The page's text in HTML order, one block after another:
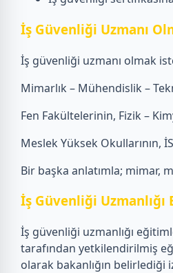
İş Güvenliği Uzmanı
İş güvenliği uzmanı olmak
Mimarlık – Mühendislik –
Fen Fakültelerinin, Fizik –
Meslek Yüksek Okullarının,
Bir başka anlatımla; mimar,
İş Güvenliği
İş güvenliği uzmanlığı
tarafından yetkilendirilmiş
olarak bakanlığın